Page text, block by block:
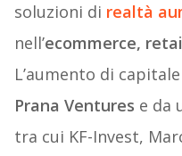
soluzioni di realtà
nell’ecommerce,
L’aumento di
Prana Ventures e da
tra cui KF-Invest,